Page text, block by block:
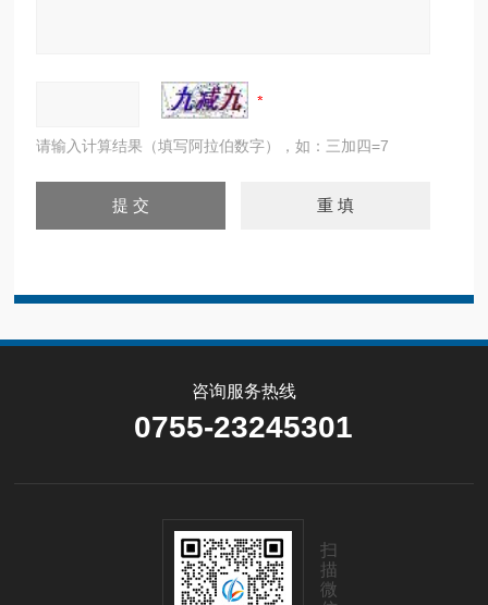
请输入计算结果（填写阿拉伯数字），如：三加四=7
咨询服务热线
0755-23245301
扫
描
微